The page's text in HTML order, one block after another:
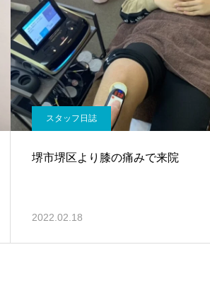
スタッフ日誌
堺市堺区より膝の痛みで来院
2022.02.18